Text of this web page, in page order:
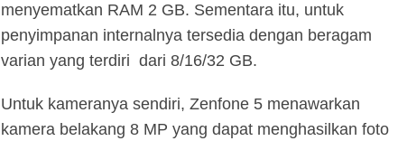
menyematkan RAM 2 GB. Sementara itu, untuk
penyimpanan internalnya tersedia dengan beragam
varian yang terdiri dari 8/16/32 GB.
Untuk kameranya sendiri, Zenfone 5 menawarkan
kamera belakang 8 MP yang dapat menghasilkan foto